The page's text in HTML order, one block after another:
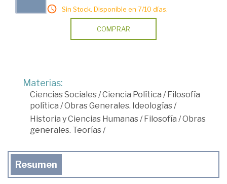
Sin Stock. Disponible en 7/10 días.
COMPRAR
Materias:
Ciencias Sociales /Ciencia Política /Filosofía
política /Obras Generales. Ideologías /
Historia y Ciencias Humanas /Filosofía /Obras
generales. Teorías /
Resumen